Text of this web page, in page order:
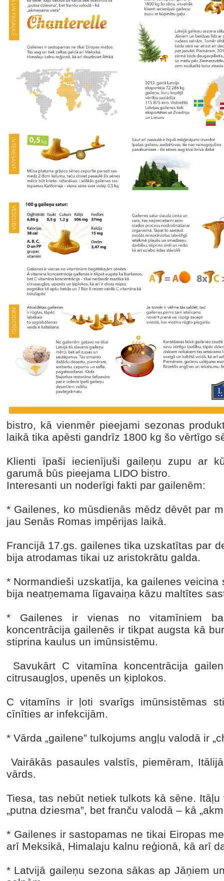
bistro, kā vienmēr pieejami sezonas
laikā tika apēsti gandrīz 1800 kg šo vērtīgo
Klienti īpaši iecienījuši gaileņu zupu ar
garumā būs pieejama LIDO bistro.
Interesanti un noderīgi fakti par gailenēm:
* Gailenes, ko mūsdienās mēdz dēvēt par
jau Senās Romas impērijas laikā.
Francijā 17.gs. gailenes tika uzskatītas par
bija atrodamas tikai uz aristokrātu galda.
* Normandieši uzskatīja, ka gailenes
bija neatņemama līgavaiņa kāzu maltītes
* Gailenes ir vienas no vitamīniem
koncentrācija gailenēs ir tikpat augsta kā
stiprina kaulus un imūnsistēmu.
Savukārt C vitamīna koncentrācija
citrusaugļos, upenēs un ķiplokos.
C vitamīns ir ļoti svarīgs imūnsistēmas
cīnīties ar infekcijām.
* Vārda „gailene” tulkojums angļu valodā ir
Vairākās pasaules valstīs, piemēram,
vārds.
Tiesa, tas nebūt netiek tulkots kā sēne.
„putna dziesma”, bet franču valodā – kā
* Gailenes ir sastopamas ne tikai Eiropas
arī Meksikā, Himalaju kalnu reģionā, kā arī
* Latvijā gaileņu sezona sākas ap Jāņiem